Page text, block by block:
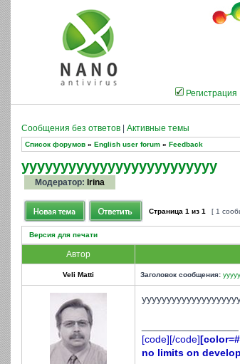
Регистрация
Сообщения без ответов Активные темы
Список форумов » English user forum » Feedback
yyyyyyyyyyyyyyyyyyyyyyyyy
Модератор: Irina
Страница 1 из 1 [ 1
Версия для печати
Автор
Veli Matti Заголовок сообщения:
[code][/code]
no limits on